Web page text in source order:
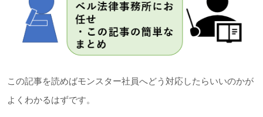
この記事を読めばモンスター社員へどう対応したらいいのかが
よくわかるはずです。